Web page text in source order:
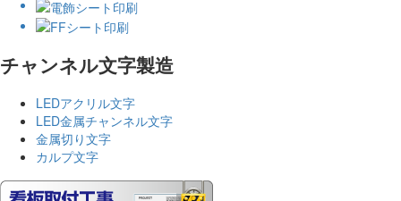
チャンネル文字製造
LEDアクリル文字
LED金属チャンネル文字
金属切り文字
カルプ文字